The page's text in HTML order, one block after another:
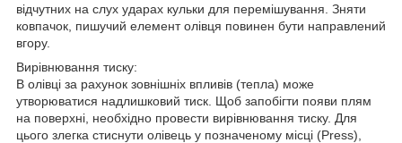
відчутних на слух ударах кульки для перемішування. Зняти
ковпачок, пишучий елемент олівця повинен бути направлений
вгору.
Вирівнювання тиску:
В олівці за рахунок зовнішніх впливів (тепла) може
утворюватися надлишковий тиск. Щоб запобігти появи плям
на поверхні, необхідно провести вирівнювання тиску. Для
цього злегка стиснути олівець у позначеному місці (Press),